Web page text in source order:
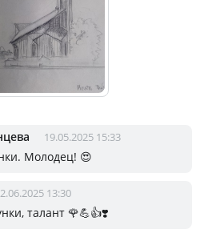
19.05.2025 15:33
Молодец! 😍
13:30
талант 🌹💪👍❣️